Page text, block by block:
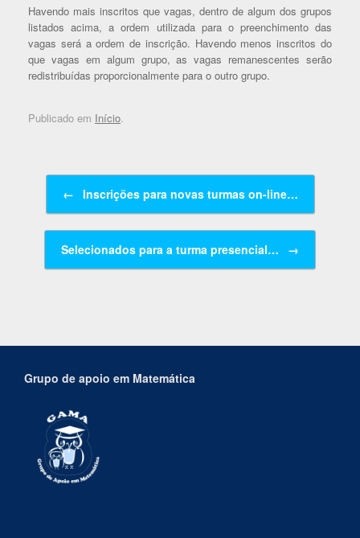
Havendo mais inscritos que vagas, dentro de algum dos grupos
listados acima, a ordem utilizada para o preenchimento das
vagas será a ordem de inscrição. Havendo menos inscritos do
que vagas em algum grupo, as vagas remanescentes serão
redistribuídas proporcionalmente para o outro grupo.
Publicado em Início.
Navegação de posts
← Inscrições para novas turmas on-line…
Selecionados para a turma presencial… →
Grupo de apoio em Matemática